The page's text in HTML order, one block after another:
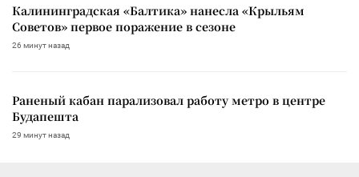
Калининградская «Балтика» нанесла «Крыльям
Советов» первое поражение в сезоне
26 минут назад
Раненый кабан парализовал работу метро в центре
Будапешта
29 минут назад